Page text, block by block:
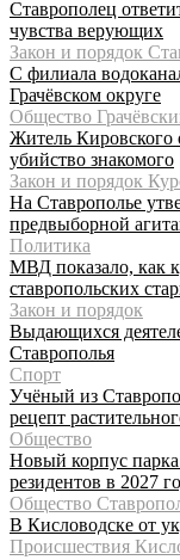
Ставрополец
чувства верующих
Закон и порядок
С филиала
Грачёвском округе
Общество
Житель Кировского
убийство знакомого
Закон и порядок
На Ставрополье
предвыборной
Политика
МВД показало, как
ставропольских
Закон и порядок
Выдающихся
Ставрополья
Спорт
Учёный из
рецепт
Общество
Новый корпус
резидентов в 2027
Общество
В Кисловодске от
Происшествия